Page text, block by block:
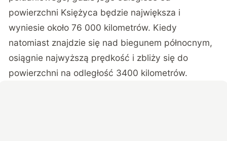
powierzchni Księżyca będzie największa i
wyniesie około 76 000 kilometrów. Kiedy
natomiast znajdzie się nad biegunem północnym,
osiągnie najwyższą prędkość i zbliży się do
powierzchni na odległość 3400 kilometrów.